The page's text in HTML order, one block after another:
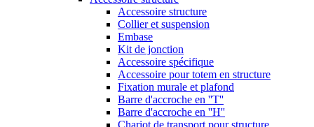
Accessoire structure
Collier et suspension
Embase
Kit de jonction
Accessoire spécifique
Accessoire pour totem en structure
Fixation murale et plafond
Barre d'accroche en ''T''
Barre d'accroche en ''H''